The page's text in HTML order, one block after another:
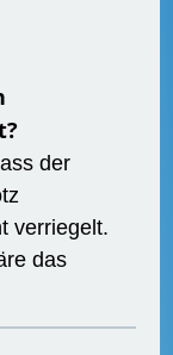
der
verriegelt.
das